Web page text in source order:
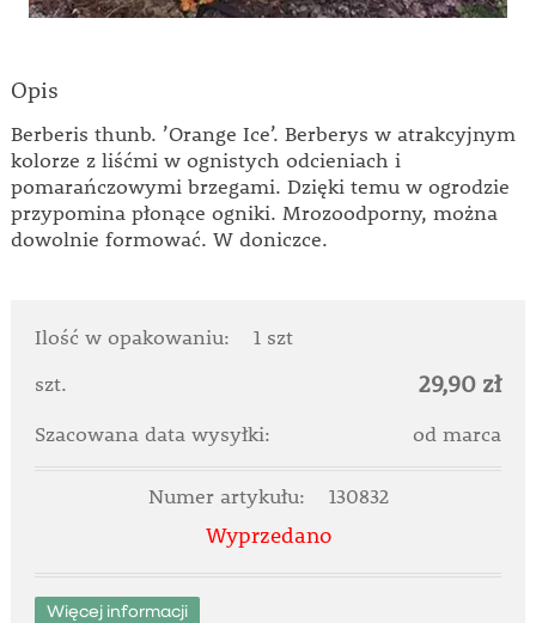
Opis
Berberis thunb. ’Orange Ice’. Berberys w atrakcyjnym
kolorze z liśćmi w ognistych odcieniach i
pomarańczowymi brzegami. Dzięki temu w ogrodzie
przypomina płonące ogniki. Mrozoodporny, można
dowolnie formować. W doniczce.
Ilość w opakowaniu:
1 szt
szt.
29,90 zł
Szacowana data wysyłki: od marca
Numer artykułu: 130832
Wyprzedano
Więcej informacji